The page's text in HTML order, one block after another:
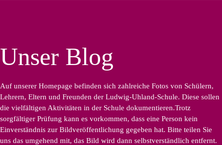
Unser Blog
Auf unserer Homepage befinden sich zahlreiche Fotos von Schülern,
Lehrern, Eltern und Freunden der Ludwig-Uhland-Schule. Diese sollen
die vielfältigen Aktivitäten in der Schule dokumentieren.Trotz
sorgfältiger Prüfung kann es vorkommen, dass eine Person kein
Einverständnis zur Bildveröffentlichung gegeben hat. Bitte teilen Sie
uns das umgehend mit, das Bild wird dann selbstverständlich entfernt.